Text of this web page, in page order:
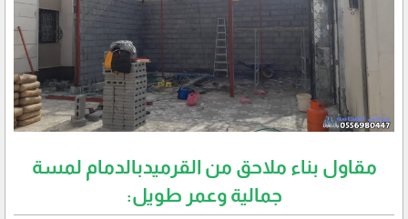
مقاول بناء ملاحق من القرميدبالدمام لمسة
جمالية وعمر طويل: